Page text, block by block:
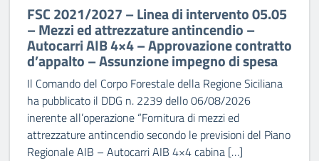
FSC 2021/2027 – Linea di intervento 05.05
– Mezzi ed attrezzature antincendio –
Autocarri AIB 4×4 – Approvazione contratto
d’appalto – Assunzione impegno di spesa
Il Comando del Corpo Forestale della Regione Siciliana
ha pubblicato il DDG n. 2239 dello 06/08/2026
inerente all’operazione “Fornitura di mezzi ed
attrezzature antincendio secondo le previsioni del Piano
Regionale AIB – Autocarri AIB 4×4 cabina […]